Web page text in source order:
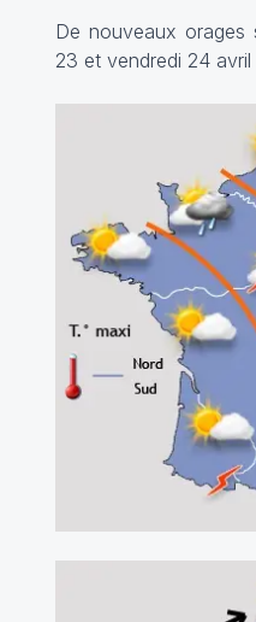
De nouveaux orages
23 et vendredi 24 avril